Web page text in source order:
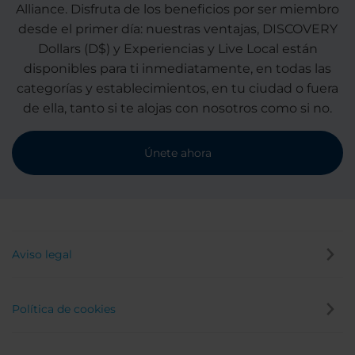
Alliance. Disfruta de los beneficios por ser miembro
desde el primer día: nuestras ventajas, DISCOVERY
Dollars (D$) y Experiencias y Live Local están
disponibles para ti inmediatamente, en todas las
categorías y establecimientos, en tu ciudad o fuera
de ella, tanto si te alojas con nosotros como si no.
Únete ahora
Aviso legal
Política de cookies